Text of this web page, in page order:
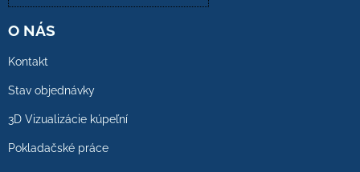
O NÁS
Kontakt
Stav objednávky
3D Vizualizácie kúpeľní
Pokladačské práce